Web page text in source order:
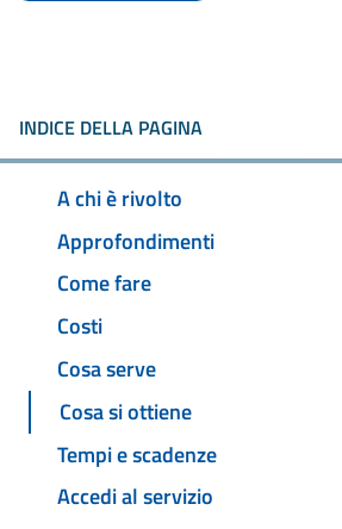
INDICE DELLA PAGINA
A chi è rivolto
Approfondimenti
Come fare
Costi
Cosa serve
Cosa si ottiene
Tempi e scadenze
Accedi al servizio